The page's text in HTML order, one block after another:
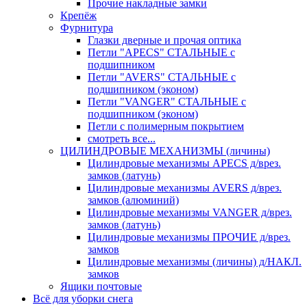
Прочие накладные замки
Крепёж
Фурнитура
Глазки дверные и прочая оптика
Петли "APECS" СТАЛЬНЫЕ с
подшипником
Петли "AVERS" СТАЛЬНЫЕ с
подшипником (эконом)
Петли "VANGER" СТАЛЬНЫЕ с
подшипником (эконом)
Петли с полимерным покрытием
смотреть все...
ЦИЛИНДРОВЫЕ МЕХАНИЗМЫ (личины)
Цилиндровые механизмы APECS д/врез.
замков (латунь)
Цилиндровые механизмы AVERS д/врез.
замков (алюминий)
Цилиндровые механизмы VANGER д/врез.
замков (латунь)
Цилиндровые механизмы ПРОЧИЕ д/врез.
замков
Цилиндровые механизмы (личины) д/НАКЛ.
замков
Ящики почтовые
Всё для уборки снега